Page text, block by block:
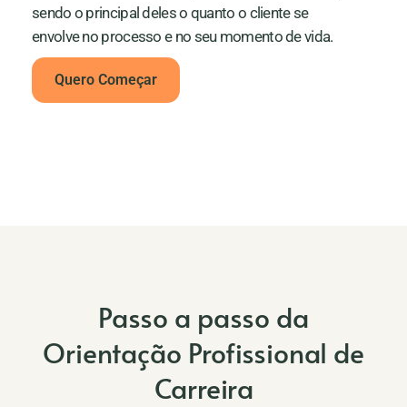
sendo o principal deles o quanto o cliente se
envolve no processo e no seu momento de vida.
Quero Começar
Passo a passo da
Orientação Profissional de
Carreira